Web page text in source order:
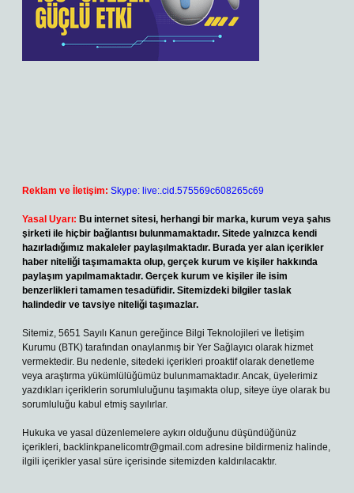
Reklam ve İletişim: Skype: live:.cid.575569c608265c69
Yasal Uyarı: Bu internet sitesi, herhangi bir marka, kurum veya şahıs
şirketi ile hiçbir bağlantısı bulunmamaktadır. Sitede yalnızca kendi
hazırladığımız makaleler paylaşılmaktadır. Burada yer alan içerikler
haber niteliği taşımamakta olup, gerçek kurum ve kişiler hakkında
paylaşım yapılmamaktadır. Gerçek kurum ve kişiler ile isim
benzerlikleri tamamen tesadüfidir. Sitemizdeki bilgiler taslak
halindedir ve tavsiye niteliği taşımazlar.
Sitemiz, 5651 Sayılı Kanun gereğince Bilgi Teknolojileri ve İletişim
Kurumu (BTK) tarafından onaylanmış bir Yer Sağlayıcı olarak hizmet
vermektedir. Bu nedenle, sitedeki içerikleri proaktif olarak denetleme
veya araştırma yükümlülüğümüz bulunmamaktadır. Ancak, üyelerimiz
yazdıkları içeriklerin sorumluluğunu taşımakta olup, siteye üye olarak bu
sorumluluğu kabul etmiş sayılırlar.
Hukuka ve yasal düzenlemelere aykırı olduğunu düşündüğünüz
içerikleri, backlinkpanelicomtr@gmail.com adresine bildirmeniz halinde,
ilgili içerikler yasal süre içerisinde sitemizden kaldırılacaktır.